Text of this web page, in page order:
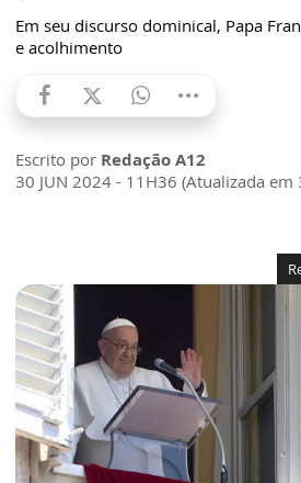
Em seu discurso dominical, Papa
e acolhimento
Escrito por Redação A12
30 JUN 2024 - 11H36 (Atualizada em